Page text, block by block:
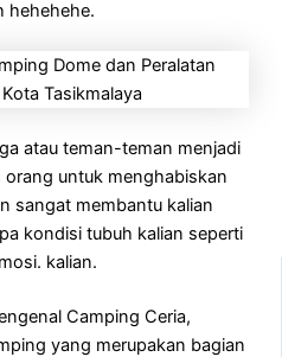
hehehehe.
atau teman-teman menjadi
untuk menghabiskan
sangat membantu kalian
kondisi tubuh kalian seperti
kalian.
Camping Ceria,
yang merupakan bagian